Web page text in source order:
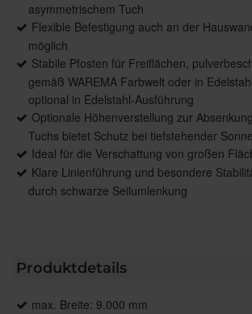
asymmetrischem Tuch
Flexible Befestigung auch an der
möglich
Stabile Pfosten für Freiflächen,
gemäß WAREMA Farbwelt oder in
optional in Edelstahl-Ausführung
Optionale Höhenverstellung zur
Tuchs bietet Schutz bei tiefstehender Sonne
Ideal für die Verschattung von großen
Klare Linienführung und besondere
durch schwarze Seilumlenkung
Produktdetails
max. Breite: 9.000 mm